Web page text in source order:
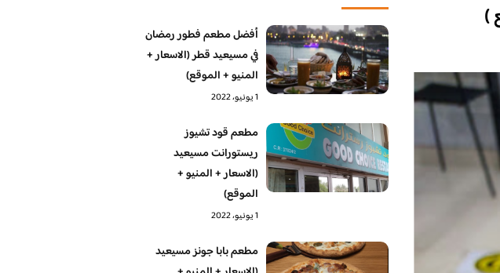
)
أفضل مطعم فطور رمضان
في مسيعيد قطر (الاسعار +
المنيو + الموقع)
1 يونيو، 2022
مطعم قود تشيوز
ريستورانت مسيعيد
(الاسعار + المنيو +
الموقع)
1 يونيو، 2022
مطعم بابا جونز مسيعيد